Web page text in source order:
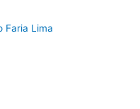
Faria Lima